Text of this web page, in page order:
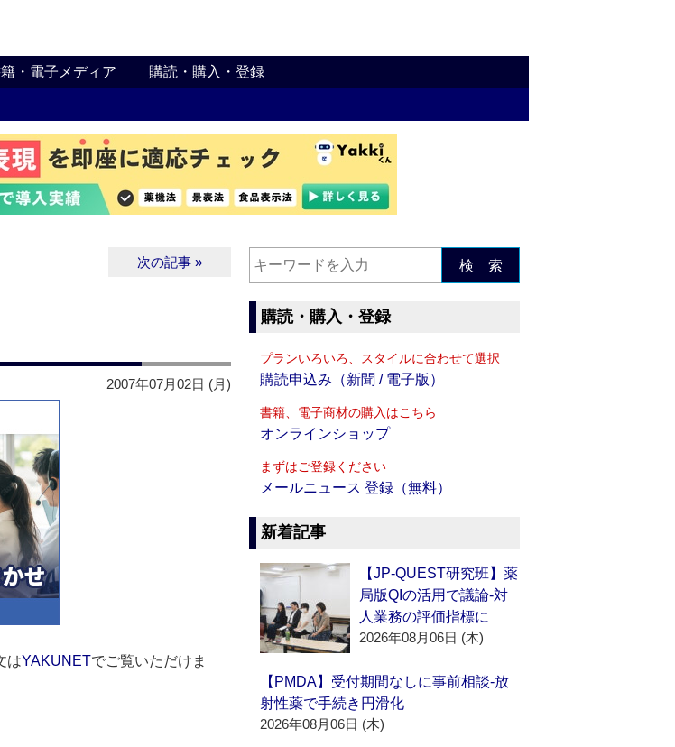
・電子メディア 購読・購入・登録
次の記事 »
2007年07月02日 (月)
はYAKUNETでご覧いただけま
検 索
購読・購入・登録
プランいろいろ、スタイルに合わせて選択
購読申込み（新聞 / 電子版）
書籍、電子商材の購入はこちら
オンラインショップ
まずはご登録ください
メールニュース 登録（無料）
新着記事
【JP-QUEST研究班】薬
局版QIの活用で議論‐対
人業務の評価指標に
2026年08月06日 (木)
【PMDA】受付期間なしに事前相談‐放
射性薬で手続き円滑化
2026年08月06日 (木)